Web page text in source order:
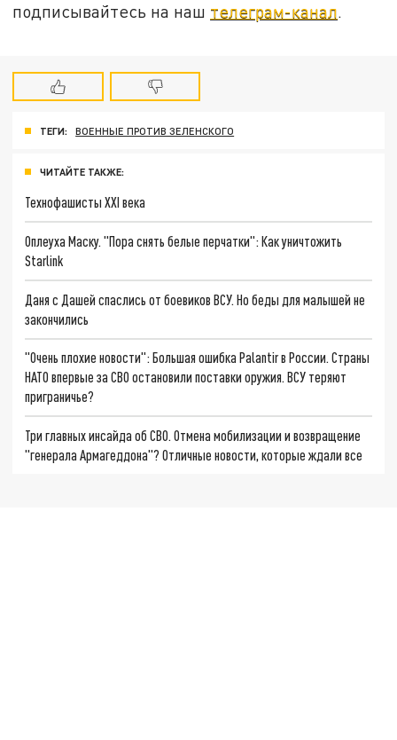
подписывайтесь на наш телеграм-канал.
ТЕГИ: ВОЕННЫЕ ПРОТИВ ЗЕЛЕНСКОГО
ЧИТАЙТЕ ТАКЖЕ:
Технофашисты XXI века
Оплеуха Маску. "Пора снять белые перчатки": Как уничтожить
Starlink
Даня с Дашей спаслись от боевиков ВСУ. Но беды для малышей не
закончились
"Очень плохие новости": Большая ошибка Palantir в России. Страны
НАТО впервые за СВО остановили поставки оружия. ВСУ теряют
приграничье?
Три главных инсайда об СВО. Отмена мобилизации и возвращение
"генерала Армагеддона"? Отличные новости, которые ждали все